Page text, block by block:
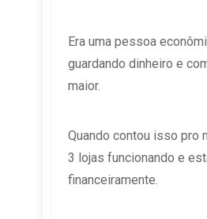
Era uma pessoa
guardando dinheiro e
maior.
Quando contou isso pro
3 lojas funcionando e
financeiramente.